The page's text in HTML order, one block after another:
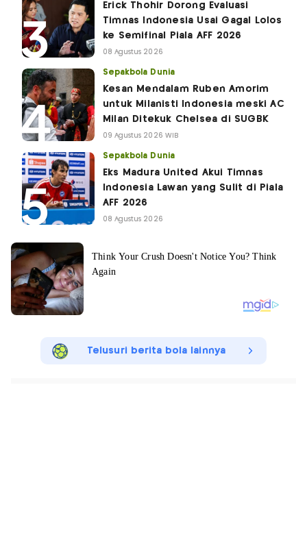
Erick Thohir Dorong Evaluasi
Timnas Indonesia Usai Gagal Lolos
ke Semifinal Piala AFF 2026
08 Agustus 2026
Sepakbola Dunia
Kesan Mendalam Ruben Amorim
untuk Milanisti Indonesia meski AC
Milan Ditekuk Chelsea di SUGBK
09 Agustus 2026 WIB
Sepakbola Dunia
Eks Madura United Akui Timnas
Indonesia Lawan yang Sulit di Piala
AFF 2026
08 Agustus 2026
Telusuri berita bola lainnya